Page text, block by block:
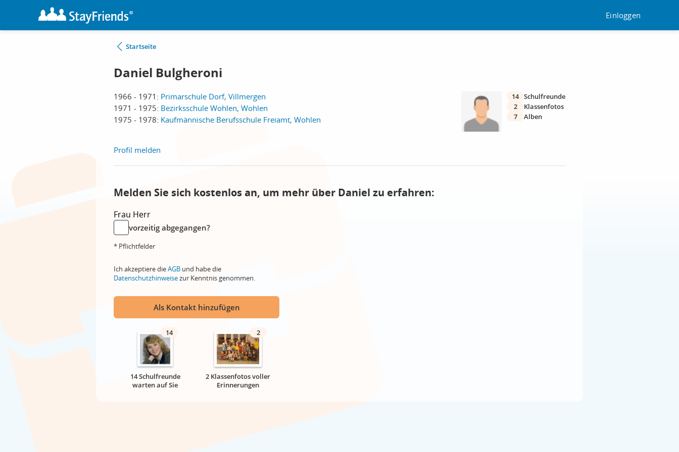
Einloggen
Startseite
Daniel Bulgheroni
1966 - 1971: Primarschule Dorf, Villmergen
1971 - 1975: Bezirksschule Wohlen, Wohlen
1975 - 1978: Kaufmännische Berufsschule Freiamt, Wohlen
14 Schulfreunde
2
Klassenfotos
7
Alben
Profil melden
Melden Sie sich kostenlos an, um mehr über Daniel zu erfahren:
Frau Herr
vorzeitig abgegangen?
* Pflichtfelder
Ich akzeptiere dieAGB und habe die
Datenschutzhinweisezur Kenntnis genommen.
Als Kontakt hinzufügen
14
14 Schulfreunde
warten auf Sie
2
2 Klassenfotos voller
Erinnerungen